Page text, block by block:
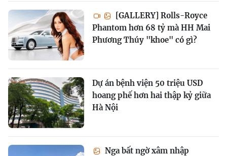
[GALLERY] Rolls-Royce
Phantom hơn 68 tỷ mà HH Mai
Phương Thúy "khoe" có gì?
Dự án bệnh viện 50 triệu USD
hoang phế hơn hai thập kỷ giữa
Hà Nội
Nga bất ngờ xâm nhập